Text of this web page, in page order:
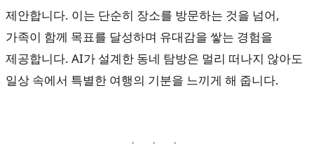
제안합니다. 이는 단순히 장소를 방문하는 것을 넘어,
가족이 함께 목표를 달성하며 유대감을 쌓는 경험을
제공합니다. AI가 설계한 동네 탐방은 멀리 떠나지 않아도
일상 속에서 특별한 여행의 기분을 느끼게 해 줍니다.